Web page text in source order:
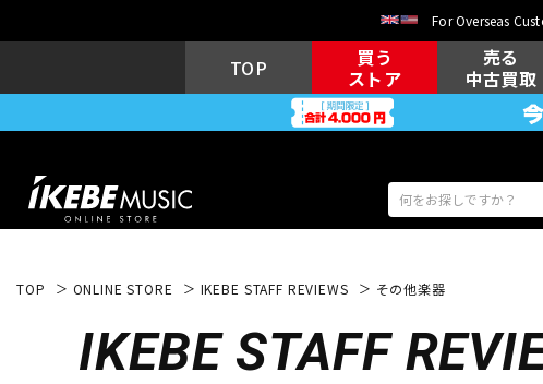
For Overseas
TOP
買う
ストア
売る
中古買取
アコギ/エレ
TOP ONLINE STORE IKEBE STAFF REVIEWS その他楽器
IKEBE STAFF